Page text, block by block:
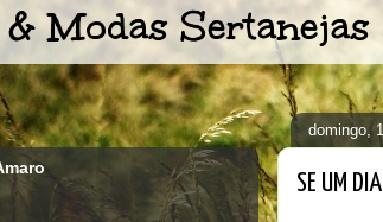
Modas
domingo,
SE UM